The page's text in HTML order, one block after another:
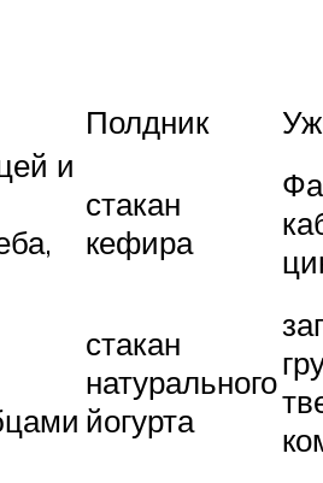
Полдник
и
стакан
кефира
стакан
натурального
йогурта